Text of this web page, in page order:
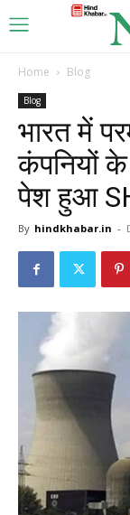
Home Blog
Blog
भारत में
कंपनियों
पेश हुआ
By hindkhabar.in -